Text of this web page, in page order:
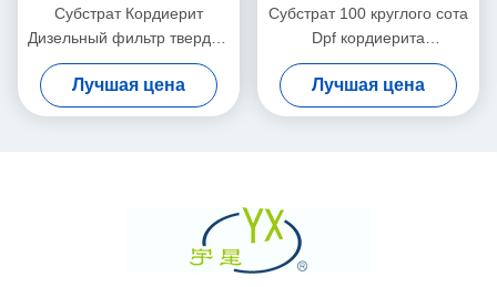
Субстрат Кордиерит
Дизельный фильтр твердых
частиц Белый высокая
пористость
Лучшая цена
Субстрат 100 круглого сота
Dpf кордиерита
керамический плотность
200 клеток CPSI
Лучшая цена